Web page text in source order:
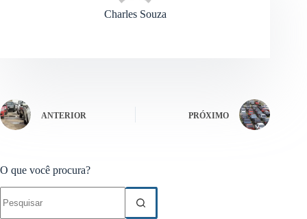
Charles Souza
ANTERIOR PRÓXIMO
O que você procura?
resultados